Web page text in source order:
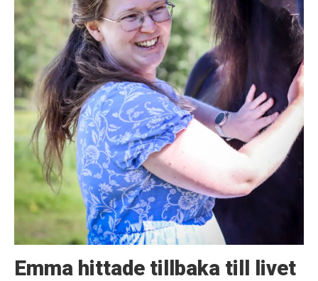
Emma hittade tillbaka till livet